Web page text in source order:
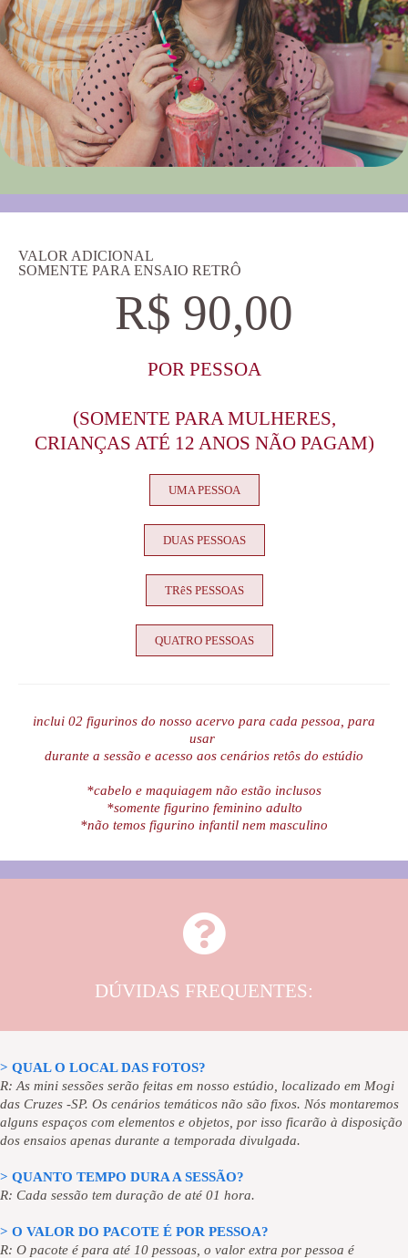
VALOR ADICIONAL
SOMENTE PARA ENSAIO RETRÔ
R$ 90,00
POR PESSOA
(SOMENTE PARA MULHERES,
CRIANÇAS ATÉ 12 ANOS NÃO PAGAM)
UMA PESSOA
DUAS PESSOAS
TRêS PESSOAS
QUATRO PESSOAS
inclui 02 figurinos do nosso acervo para cada pessoa, para
usar
durante a sessão e acesso aos cenários retôs do estúdio
*cabelo e maquiagem não estão inclusos
*somente figurino feminino adulto
*não temos figurino infantil nem masculino
DÚVIDAS FREQUENTES:
> QUAL O LOCAL DAS FOTOS?
R: As mini sessões serão feitas em nosso estúdio, localizado em Mogi
das Cruzes -SP. Os cenários temáticos não são fixos. Nós montaremos
alguns espaços com elementos e objetos, por isso ficarão à disposição
dos ensaios apenas durante a temporada divulgada.
> QUANTO TEMPO DURA A SESSÃO?
R: Cada sessão tem duração de até 01 hora.
> O VALOR DO PACOTE É POR PESSOA?
R: O pacote é para até 10 pessoas, o valor extra por pessoa é